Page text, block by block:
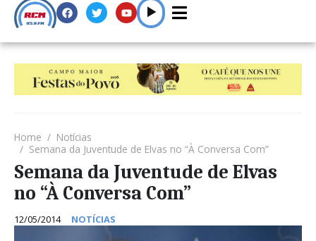
Home
Notícias
Semana da Juventude de Elvas no “À Conversa Com”
Semana da Juventude de Elvas
no “À Conversa Com”
12/05/2014 NOTÍCIAS